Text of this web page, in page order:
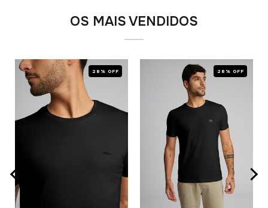
OS MAIS VENDIDOS
28% OFF 28% OFF